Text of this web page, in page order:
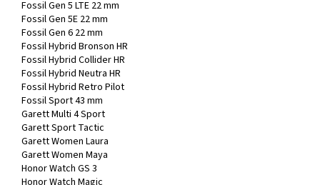
Fossil Gen 5 LTE 22 mm
Fossil Gen 5E 22 mm
Fossil Gen 6 22 mm
Fossil Hybrid Bronson HR
Fossil Hybrid Collider HR
Fossil Hybrid Neutra HR
Fossil Hybrid Retro Pilot
Fossil Sport 43 mm
Garett Multi 4 Sport
Garett Sport Tactic
Garett Women Laura
Garett Women Maya
Honor Watch GS 3
Honor Watch Magic